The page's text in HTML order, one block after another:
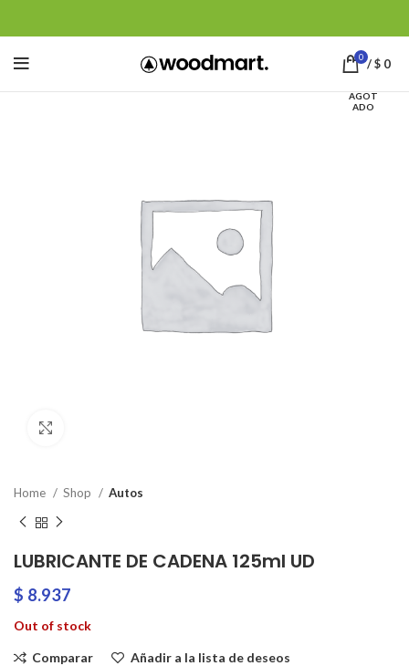
0 /$ 0
AGOT
ADO
Home Shop Autos
LUBRICANTE DE CADENA 125ml UD
$ 8.937
Out of stock
Comparar Añadir a la lista de deseos